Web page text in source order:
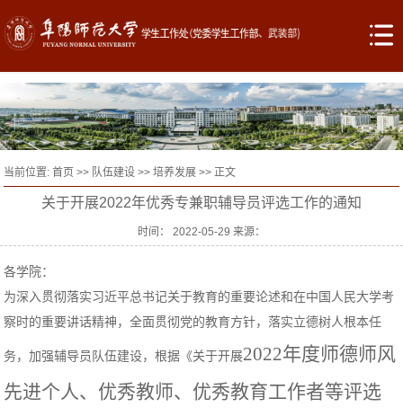
当前位置:首页 >> 队伍建设 >>培养发展 >> 正文
关于开展2022年优秀专兼职辅导员评选工作的通知
时间： 2022-05-29 来源：
各学院：
为深入贯彻落实习近平总书记关于教育的重要论述和在中国人民大学考
察时的重要讲话精神，全面贯彻党的教育方针，落实立德树人根本任
务，加强辅导员队伍建设，根据《关于开展2022年度师德师风
先进个人、优秀教师、优秀教育工作者等评选